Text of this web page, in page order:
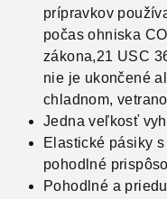
prípravkov
počas ohniska
zákona,21 USC
nie je ukončené
chladnom,
Jedna veľkosť
Elastické pásiky
pohodlné
Pohodlné a